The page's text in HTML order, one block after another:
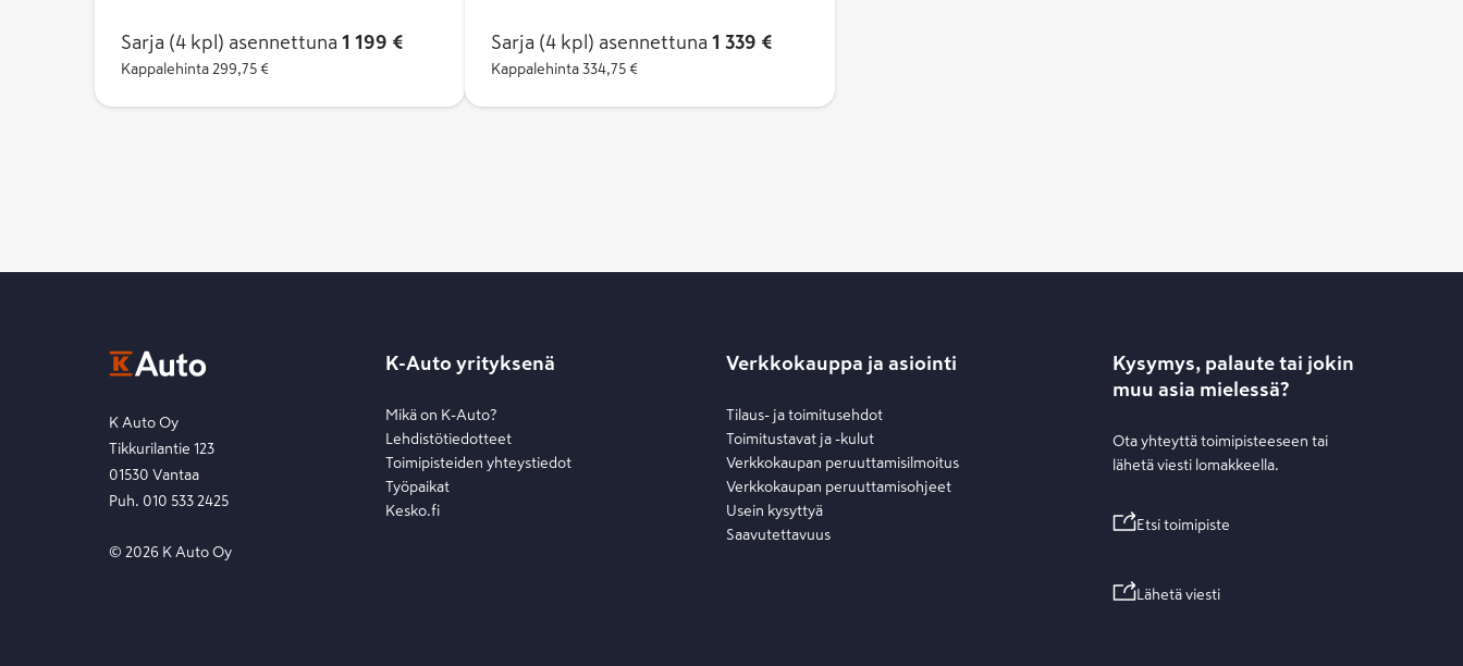
kiinnipysymistä ja takaa hyvän suorituskyvyn
renkaan käyttöiän aikana.
Sarja (4 kpl) asennettuna 1 199 €
Kappalehinta 299,75 €
tarkempaa ja hellävaraisempaa ajettavuutta
paljaalla tiellä. Tuloksena on entistä
kuluttava talvirengas, joka on suunniteltu
Sarja (4 kpl) asennettuna 1 339 €
Kappalehinta 334,75 €
K Auto Oy
Tikkurilantie 123
01530 Vantaa
Puh. 010 533 2425
© 2026 K Auto Oy
K-Auto yrityksenä
Mikä on K-Auto?
Lehdistötiedotteet
Toimipisteiden yhteystiedot
Työpaikat
Kesko.fi
Verkkokauppa ja asiointi
Tilaus- ja toimitusehdot
Toimitustavat ja -kulut
Verkkokaupan peruuttamisilmoitus
Verkkokaupan peruuttamisohjeet
Usein kysyttyä
Saavutettavuus
Kysymys, palaute tai jokin
muu asia mielessä?
Ota yhteyttä toimipisteeseen tai
lähetä viesti lomakkeella.
Etsi toimipiste
Lähetä viesti